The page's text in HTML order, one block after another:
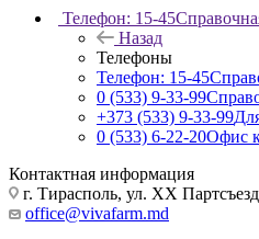
Телефон: 15-45
Назад
Телефоны
Телефон: 15-45
0 (533) 9-33-99
+373 (533) 9-33-99
0 (533) 6-22-20Офис
Контактная информация
г. Тирасполь, ул. ХХ
office@vivafarm.md